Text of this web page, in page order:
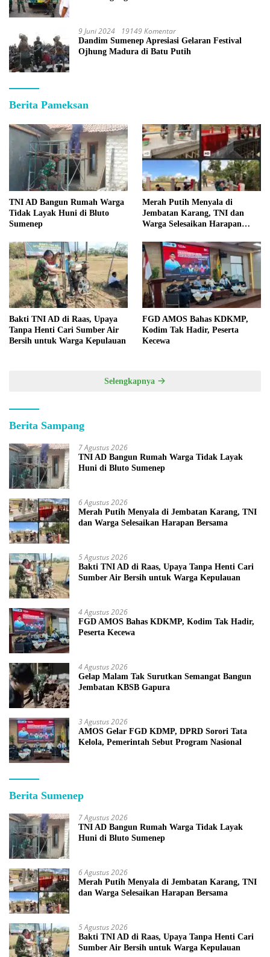
9 Juni 2024 19149 Komentar
Dandim Sumenep Apresiasi Gelaran Festival
Ojhung Madura di Batu Putih
Berita Pameksan
TNI AD Bangun Rumah Warga
Tidak Layak Huni di Bluto
Sumenep
Merah Putih Menyala di
Jembatan Karang, TNI dan
Warga Selesaikan Harapan
Bakti TNI AD di Raas, Upaya
Tanpa Henti Cari Sumber Air
Bersih untuk Warga Kepulauan
FGD AMOS Bahas KDKMP,
Kodim Tak Hadir, Peserta
Kecewa
Selengkapnya
Berita Sampang
7 Agustus 2026
TNI AD Bangun Rumah Warga Tidak Layak
Huni di Bluto Sumenep
6 Agustus 2026
Merah Putih Menyala di Jembatan Karang, TNI
dan Warga Selesaikan Harapan Bersama
5 Agustus 2026
Bakti TNI AD di Raas, Upaya Tanpa Henti Cari
Sumber Air Bersih untuk Warga Kepulauan
4 Agustus 2026
FGD AMOS Bahas KDKMP, Kodim Tak Hadir,
Peserta Kecewa
4 Agustus 2026
Gelap Malam Tak Surutkan Semangat Bangun
Jembatan KBSB Gapura
3 Agustus 2026
AMOS Gelar FGD KDMP, DPRD Sorori Tata
Kelola, Pemerintah Sebut Program Nasional
Berita Sumenep
7 Agustus 2026
TNI AD Bangun Rumah Warga Tidak Layak
Huni di Bluto Sumenep
6 Agustus 2026
Merah Putih Menyala di Jembatan Karang, TNI
dan Warga Selesaikan Harapan Bersama
5 Agustus 2026
Bakti TNI AD di Raas, Upaya Tanpa Henti Cari
Sumber Air Bersih untuk Warga Kepulauan